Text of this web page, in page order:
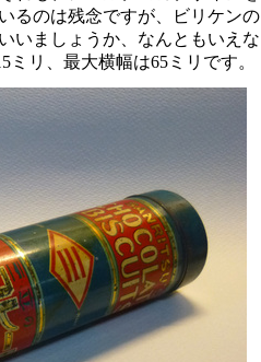
るのは残念ですが、ビリケンの
いましょうか、なんともいえな
リ、最大横幅は65ミリです。